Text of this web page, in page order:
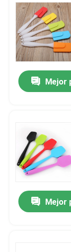
Mejor
Mejor